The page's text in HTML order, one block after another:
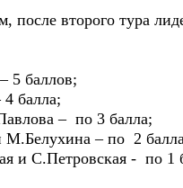
после второго тура
баллов;
балла;
– по 3 балла;
М.Белухина – по 2
и С.Петровская - по 1